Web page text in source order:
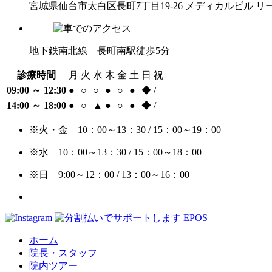
宮城県仙台市太白区長町7丁目19-26 メディカルビル リ
地下鉄南北線 長町南駅徒歩5分
診療時間 月 火 水 木 金 土 日 祝
09:00 ～ 12:30 ● ○ ○ ● ○ ● ◆ /
14:00 ～ 18:00 ● ○ ▲ ● ○ ● ◆ /
※火・金 10：00～13：30 / 15：00～19：00
※水 10：00～13：30 / 15：00～18：00
※日 9:00～12：00 / 13：00～16：00
ホーム
院長・スタッフ
院内ツアー